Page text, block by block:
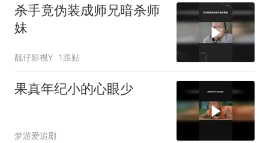
杀手竟伪装成师兄暗杀师
妹
靓仔影视Y 1跟贴
果真年纪小的心眼少
梦游爱追剧